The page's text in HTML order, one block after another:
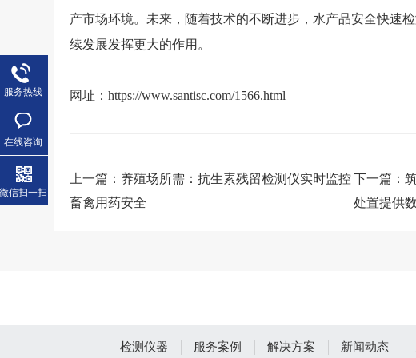
产市场环境。未来，随着技术的不断进步，水产品安全快速
续发展发挥更大的作用。
网址：https://www.santisc.com/1566.html
上一篇： 养殖场所需：抗生素残留检测仪实时监控
畜禽用药安全
下一篇：
处置提供
检测仪器 服务案例 解决方案 新闻动态
服务热线
在线咨询
微信扫一扫